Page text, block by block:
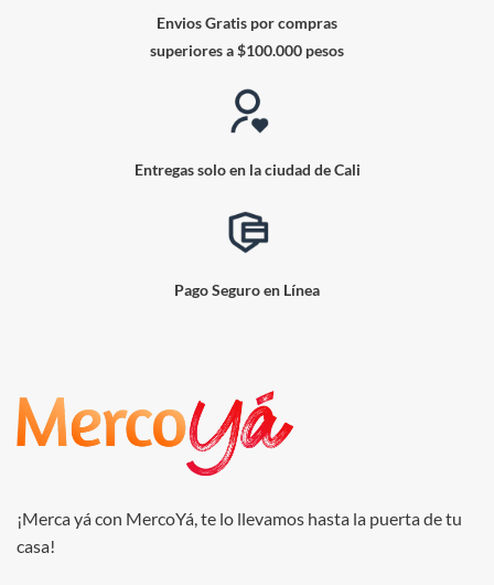
Envios Gratis por compras
superiores a $100.000 pesos
Entregas solo en la ciudad de Cali
Pago Seguro en Línea
¡Merca yá con MercoYá, te lo llevamos hasta la puerta de tu
casa!